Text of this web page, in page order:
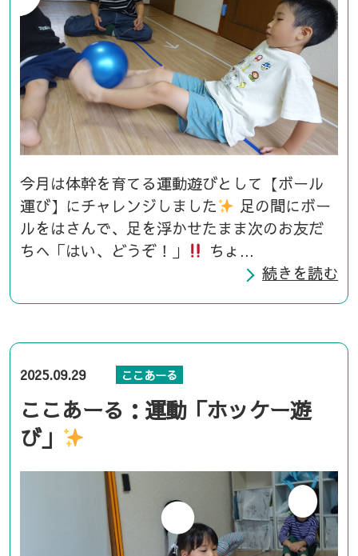
今月は体幹を育てる運動遊びとして【ボール
運び】にチャレンジしました
足の間にボー
ルをはさんで、足を浮かせたまま次のお友だ
ちへ「はい、どうぞ！」
ちょ...
続きを読む
2025.09.29 ここあーる
ここあーる：運動「ホッケー遊
び」